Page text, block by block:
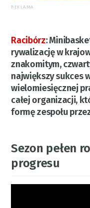
REKLAMA
Racibórz:
rywalizację w
znakomitym,
największy sukces
wielomiesięcznej
całej organizacji,
formę zespołu
Sezon pełen
progresu